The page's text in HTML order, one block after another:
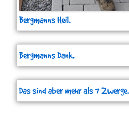
Bergmanns Heil.
Bergmanns Dank.
Das sind aber mehr als 7 Zwerge.